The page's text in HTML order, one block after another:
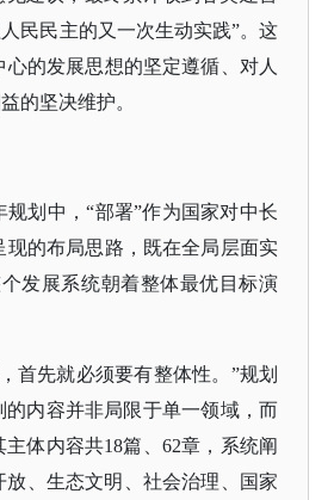
民民主的又一次生动实践”。这
的发展思想的坚定遵循、对人
的坚决维护。
划中，“部署”作为国家对中长
的布局思路，既在全局层面实
发展系统朝着整体最优目标演
首先就必须要有整体性。”规划
内容并非局限于单一领域，而
体内容共18篇、62章，系统阐
、生态文明、社会治理、国家